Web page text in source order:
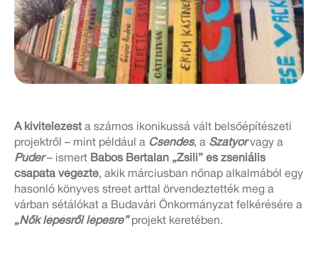
A kivitelezésta számos ikonikussá vált belsőépítészeti
projektről – mint például a Csendes, a Szatyorvagy a
Púder– ismert Babos Bertalan „Zsili” és zseniális
csapata végezte, akik márciusban nőnap alkalmából egy
hasonló könyves street arttal örvendeztették meg a
várban sétálókat a Budavári Önkormányzat felkérésére a
„Nők lépésről lépésre”projekt keretében.